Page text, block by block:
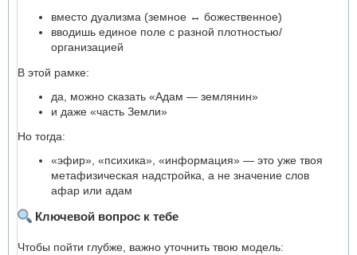
вместо дуализма (земное ↔ божественное)
вводишь единое поле с разной плотностью/
организацией
В этой рамке:
да, можно сказать «Адам — землянин»
и даже «часть Земли»
Но тогда:
«эфир», «психика», «информация» — это уже твоя
метафизическая надстройка, а не значение слов
афар или адам
Ключевой вопрос к тебе
Чтобы пойти глубже, важно уточнить твою модель: